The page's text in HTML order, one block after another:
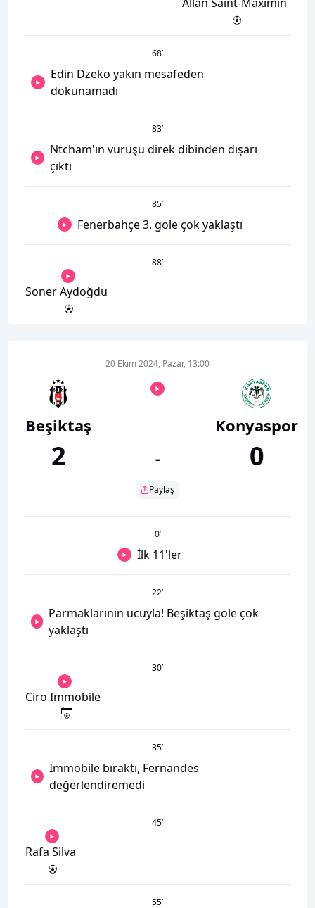
68’
Edin Dzeko yakın mesafeden
dokunamadı
83’
Ntcham'ın vuruşu direk dibinden dışarı
çıktı
85’
Fenerbahçe 3. gole çok yaklaştı
88’
Soner Aydoğdu
Beşiktaş
2
20 Ekim 2024, Pazar, 13:00
-
Paylaş
Konyaspor
0
0’
İlk 11'ler
22’
Parmaklarının ucuyla! Beşiktaş gole çok
yaklaştı
30’
Ciro Immobile
35’
Immobile bıraktı, Fernandes
değerlendiremedi
45’
Rafa Silva
55’